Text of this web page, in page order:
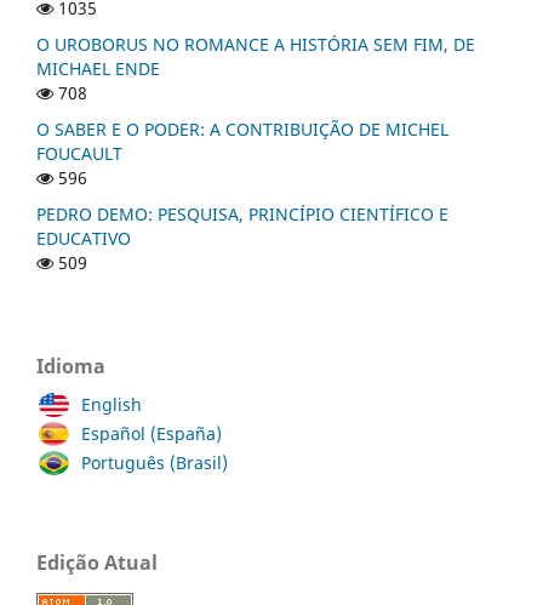
1035
O UROBORUS NO ROMANCE A HISTÓRIA SEM FIM, DE
MICHAEL ENDE
708
O SABER E O PODER: A CONTRIBUIÇÃO DE MICHEL
FOUCAULT
596
PEDRO DEMO: PESQUISA, PRINCÍPIO CIENTÍFICO E
EDUCATIVO
509
Idioma
English
Español (España)
Português (Brasil)
Edição Atual